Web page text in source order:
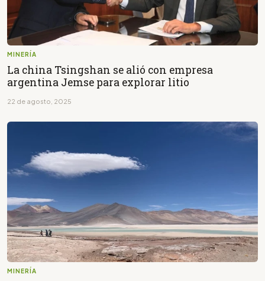
MINERÍA
La china Tsingshan se alió con empresa
argentina Jemse para explorar litio
22 de agosto, 2025
MINERÍA